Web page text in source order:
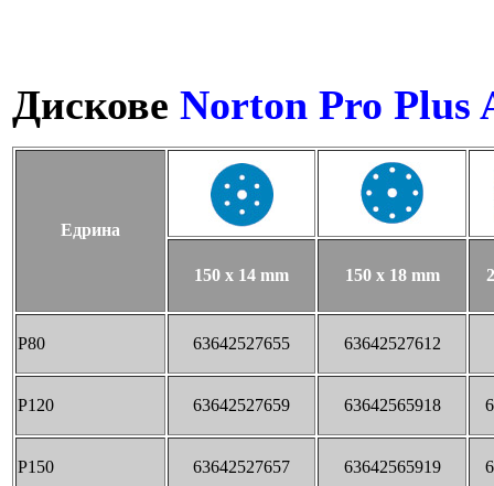
Дискове Norton Pro Plus
Едрина
150 x 14 mm 150 x 18 mm
P80 63642527655 63642527612
P120 63642527659 63642565918
P150 63642527657 63642565919